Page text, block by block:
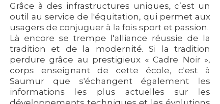
Grâce à des infrastructures uniques, c’est un
outil au service de l'équitation, qui permet aux
usagers de conjuguer à la fois sport et passion.
Là encore se trempe l'alliance réussie de la
tradition et de la modernité. Si la tradition
perdure grâce au prestigieux « Cadre Noir »,
corps enseignant de cette école, c'est à
Saumur que s'échangent également les
informations les plus actuelles sur les